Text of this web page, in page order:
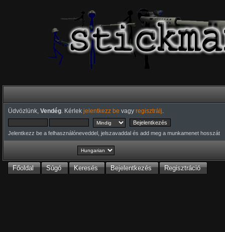
Üdvözlünk, Vendég. Kérlek jelentkezz be vagy regisztrálj
Jelentkezz be a felhasználóneveddel, jelszavaddal és add meg a munkamenet hosszát
Főoldal Súgó Keresés Bejelentkezés Regisztráció